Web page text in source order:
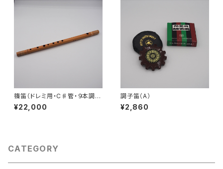
篠笛（ドレミ用・C♯管・９本調
子）
¥22,000
調子笛（A）
¥2,860
CATEGORY